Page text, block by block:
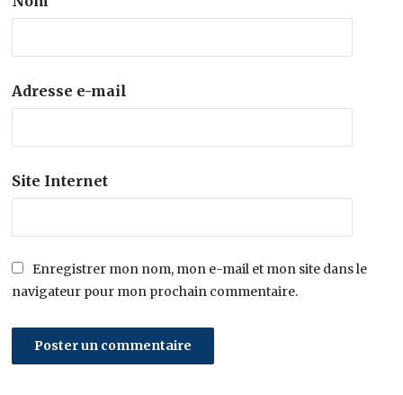
Adresse e-mail
Site Internet
Enregistrer mon nom, mon e-mail et mon site dans le
navigateur pour mon prochain commentaire.